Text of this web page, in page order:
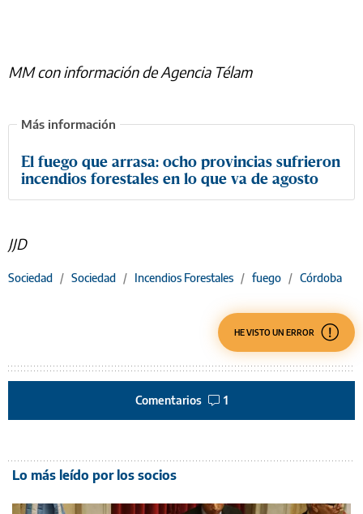
MM con información de Agencia Télam
El fuego que arrasa: ocho provincias sufrieron
incendios forestales en lo que va de agosto
JJD
Sociedad / Sociedad / Incendios Forestales / fuego / Córdoba
HE VISTO UN ERROR
Comentarios 1
Lo más leído por los socios